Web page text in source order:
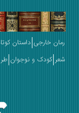
خارجی داستان کوتاه تاریخ
کودک و نوجوان طرح جلد